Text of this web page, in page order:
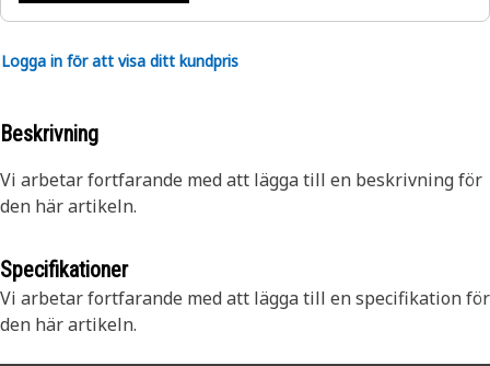
Logga in för att visa ditt kundpris
Beskrivning
Vi arbetar fortfarande med att lägga till en beskrivning för
den här artikeln.
Specifikationer
Vi arbetar fortfarande med att lägga till en specifikation för
den här artikeln.